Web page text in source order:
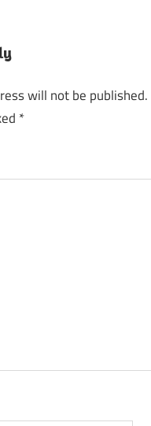
will not be published.
*